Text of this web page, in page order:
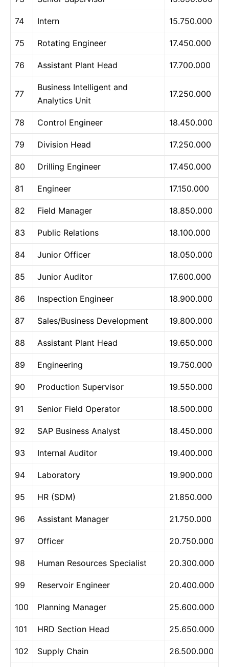
74 Intern 15.750.000
75 Rotating Engineer 17.450.000
76 Assistant Plant Head 17.700.000
77
Business Intelligent and
Analytics Unit
17.250.000
78 Control Engineer 18.450.000
79 Division Head 17.250.000
80 Drilling Engineer 17.450.000
81 Engineer 17.150.000
82 Field Manager 18.850.000
83 Public Relations 18.100.000
84 Junior Officer 18.050.000
85 Junior Auditor 17.600.000
86 Inspection Engineer 18.900.000
87 Sales/Business Development 19.800.000
88 Assistant Plant Head 19.650.000
89 Engineering 19.750.000
90 Production Supervisor 19.550.000
91 Senior Field Operator 18.500.000
92 SAP Business Analyst 18.450.000
93 Internal Auditor 19.400.000
94 Laboratory 19.900.000
95 HR (SDM) 21.850.000
96 Assistant Manager 21.750.000
97 Officer 20.750.000
98 Human Resources Specialist 20.300.000
99 Reservoir Engineer 20.400.000
100 Planning Manager 25.600.000
101 HRD Section Head 25.650.000
102 Supply Chain 26.500.000